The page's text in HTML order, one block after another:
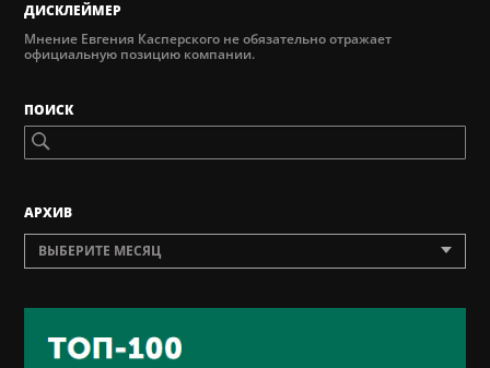
ДИСКЛЕЙМЕР
Мнение Евгения Касперского не обязательно отражает
официальную позицию компании.
ПОИСК
AРХИВ
ВЫБЕРИТЕ МЕСЯЦ